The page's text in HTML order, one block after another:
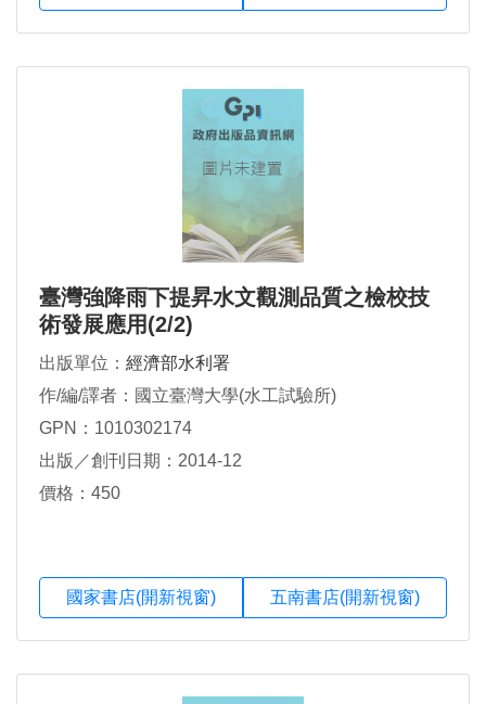
臺灣強降雨下提昇水文觀測品質之檢校技
術發展應用(2/2)
出版單位： 經濟部水利署
作/編/譯者：國立臺灣大學(水工試驗所)
GPN：1010302174
出版／創刊日期：2014-12
價格：450
國家書店(開新視窗) 五南書店(開新視窗)